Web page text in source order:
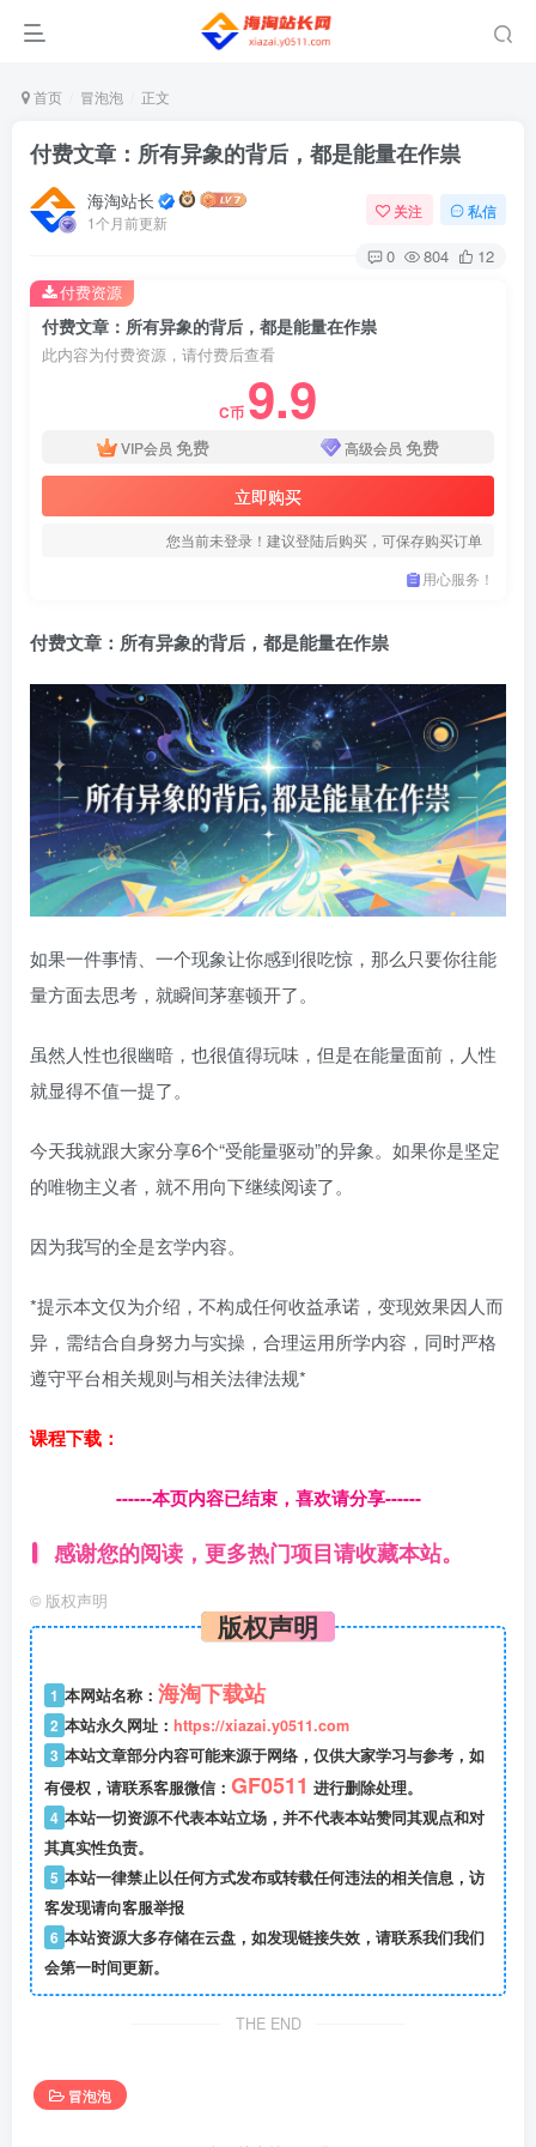
首页 冒泡泡 正文
付费文章：所有异象的背后，都是能量在作祟
海淘站长
1个月前更新
关注 私信
0 804 12
付费文章：所有异象的背后，都是能量在作祟
此内容为付费资源，请付费后查看
C币 9.9
VIP会员 免费 高级会员 免费
立即购买
您当前未登录！建议登陆后购买，可保存购买订单
用心服务！
付费资源
付费文章：所有异象的背后，都是能量在作祟
如果一件事情、一个现象让你感到很吃惊，那么只要你往能
量方面去思考，就瞬间茅塞顿开了。
虽然人性也很幽暗，也很值得玩味，但是在能量面前，人性
就显得不值一提了。
今天我就跟大家分享6个“受能量驱动”的异象。如果你是坚定
的唯物主义者，就不用向下继续阅读了。
因为我写的全是玄学内容。
*提示本文仅为介绍，不构成任何收益承诺，变现效果因人而
异，需结合自身努力与实操，合理运用所学内容，同时严格
遵守平台相关规则与相关法律法规*
课程下载：
------本页内容已结束，喜欢请分享------
感谢您的阅读，更多热门项目请收藏本站。
© 版权声明
版权声明
1 本网站名称： 海淘下载站
2 本站永久网址： https://xiazai.y0511.com
3 本站文章部分内容可能来源于网络，仅供大家学习与参考，如
有侵权，请联系客服微信： GF0511 进行删除处理。
4 本站一切资源不代表本站立场，并不代表本站赞同其观点和对
其真实性负责。
5 本站一律禁止以任何方式发布或转载任何违法的相关信息，访
客发现请向客服举报
6 本站资源大多存储在云盘，如发现链接失效，请联系我们我们
会第一时间更新。
THE END
冒泡泡